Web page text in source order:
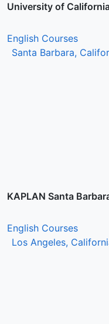
University of
English Courses
Santa Barbara,
KAPLAN Santa
English Courses
Los Angeles,